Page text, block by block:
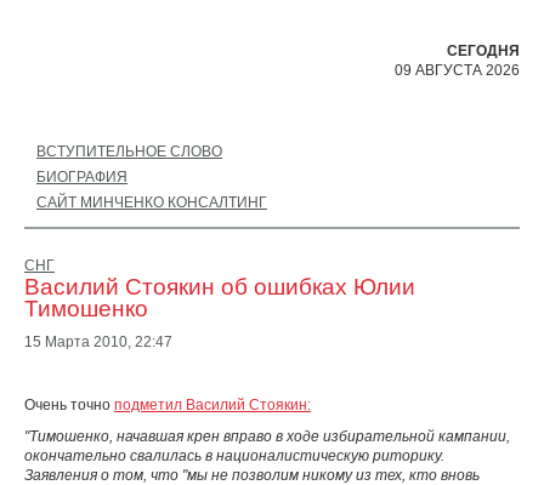
СЕГОДНЯ
09 АВГУСТА 2026
ВСТУПИТЕЛЬНОЕ СЛОВО
БИОГРАФИЯ
САЙТ МИНЧЕНКО КОНСАЛТИНГ
СНГ
Василий Стоякин об ошибках Юлии
Тимошенко
15 Марта 2010, 22:47
Очень точно подметил Василий Стоякин:
"Тимошенко, начавшая крен вправо в ходе избирательной кампании,
окончательно свалилась в националистическую риторику.
Заявления о том, что "мы не позволим никому из тех, кто вновь